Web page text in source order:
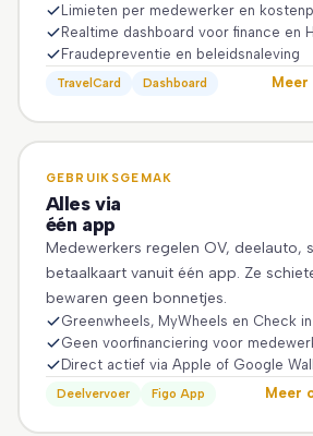
Limieten per medewerker en
Realtime dashboard voor finance en
Fraudepreventie en beleidsnaleving
TravelCard Dashboard Meer
GEBRUIKSGEMAK
Alles via
één app
Medewerkers regelen OV, deelauto,
betaalkaart vanuit één app. Ze
bewaren geen bonnetjes.
Greenwheels, MyWheels en Check
Geen voorfinanciering voor
Direct actief via Apple of Google
Deelvervoer Figo App Meer